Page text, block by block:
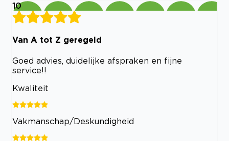
10
Van A tot Z geregeld
Goed advies, duidelijke afspraken en fijne
service!!
Kwaliteit
Vakmanschap/Deskundigheid